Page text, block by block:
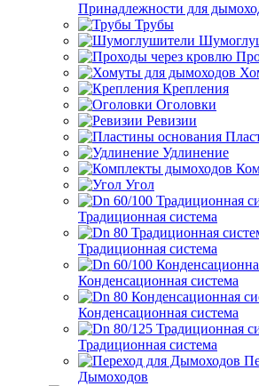
Принадлежности для
Трубы
Крепления
Оголовки
Ревизии
Удлинение
Угол
Традиционная система
Традиционная система
Конденсационная система
Конденсационная система
Традиционная система
Дымоходов